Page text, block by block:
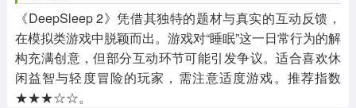
《DeepSleep 2》凭借其独特的题材与真实的互动反馈，
在模拟类游戏中脱颖而出。游戏对“睡眠”这一日常行为的解
构充满创意，但部分互动环节可能引发争议。适合喜欢休
闲益智与轻度冒险的玩家，需注意适度游戏。推荐指数
★★★☆☆。